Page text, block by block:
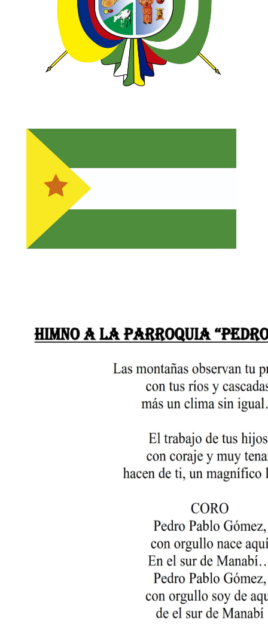
Convocatorias
GESTIÓN ADMINISTRATIVA
Plan de desarrollo y Ordenamiento Territorial -
Plan Anual Contratación - PAC
PRESUPUESTO: EJECUCIÓN Y REPORTES
Cédulas presupuestarias y balances
Procesos de contratación
Ejecución Presupuestaria
Obras y proyectos